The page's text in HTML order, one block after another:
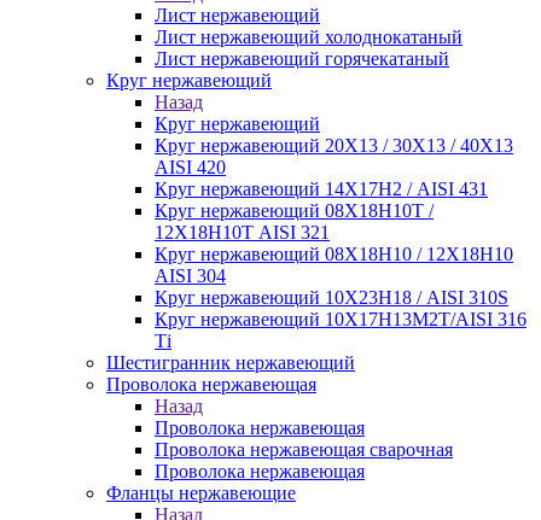
Лист нержавеющий
Лист нержавеющий холоднокатаный
Лист нержавеющий горячекатаный
Круг нержавеющий
Назад
Круг нержавеющий
Круг нержавеющий 20Х13 / 30Х13 / 40Х13
AISI 420
Круг нержавеющий 14Х17Н2 / AISI 431
Круг нержавеющий 08Х18Н10Т /
12Х18Н10Т AISI 321
Круг нержавеющий 08Х18Н10 / 12Х18Н10
AISI 304
Круг нержавеющий 10Х23Н18 / AISI 310S
Круг нержавеющий 10Х17Н13М2Т/AISI 316
Тi
Шестигранник нержавеющий
Проволока нержавеющая
Назад
Проволока нержавеющая
Проволока нержавеющая сварочная
Проволока нержавеющая
Фланцы нержавеющие
Назад